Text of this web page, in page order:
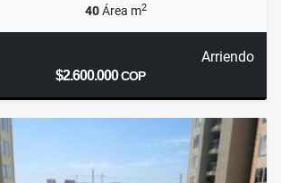
40Área m2
Arriendo
$2.600.000COP